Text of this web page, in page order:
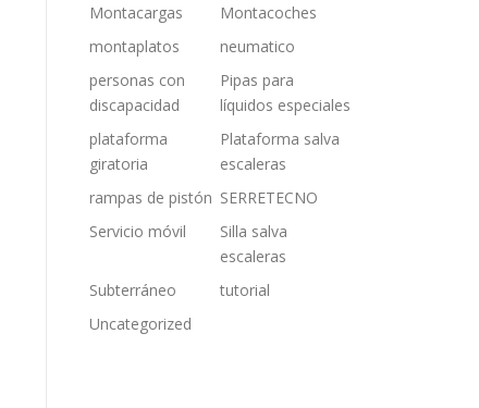
Montacargas
Montacoches
montaplatos
neumatico
personas con
discapacidad
Pipas para
líquidos especiales
plataforma
giratoria
Plataforma salva
escaleras
rampas de pistón SERRETECNO
Servicio móvil
Silla salva
escaleras
Subterráneo
tutorial
Uncategorized